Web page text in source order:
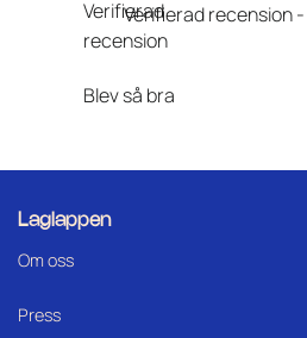
Verifierad recension -
Blev så bra
Laglappen
Om oss
Press